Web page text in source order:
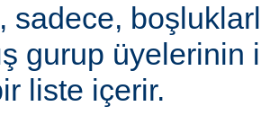
sadece,
gurup
liste içerir.